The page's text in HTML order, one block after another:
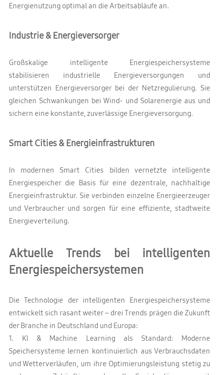
Energienutzung optimal an die Arbeitsabläufe an.
Industrie & Energieversorger
Großskalige intelligente Energiespeichersysteme
stabilisieren industrielle Energieversorgungen und
unterstützen Energieversorger bei der Netzregulierung. Sie
gleichen Schwankungen bei Wind- und Solarenergie aus und
sichern eine konstante, zuverlässige Energieversorgung.
Smart Cities & Energieinfrastrukturen
In modernen Smart Cities bilden vernetzte intelligente
Energiespeicher die Basis für eine dezentrale, nachhaltige
Energieinfrastruktur. Sie verbinden einzelne Energieerzeuger
und Verbraucher und sorgen für eine effiziente, stadtweite
Energieverteilung.
Aktuelle Trends bei intelligenten
Energiespeichersystemen
Die Technologie der intelligenten Energiespeichersysteme
entwickelt sich rasant weiter – drei Trends prägen die Zukunft
der Branche in Deutschland und Europa:
1. KI & Machine Learning als Standard: Moderne
Speichersysteme lernen kontinuierlich aus Verbrauchsdaten
und Wetterverläufen, um ihre Optimierungsleistung stetig zu